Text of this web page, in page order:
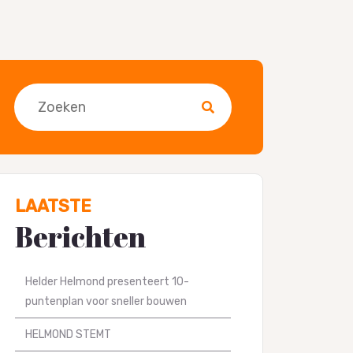
Zoeken
LAATSTE
Berichten
Helder Helmond presenteert 10-
puntenplan voor sneller bouwen
HELMOND STEMT